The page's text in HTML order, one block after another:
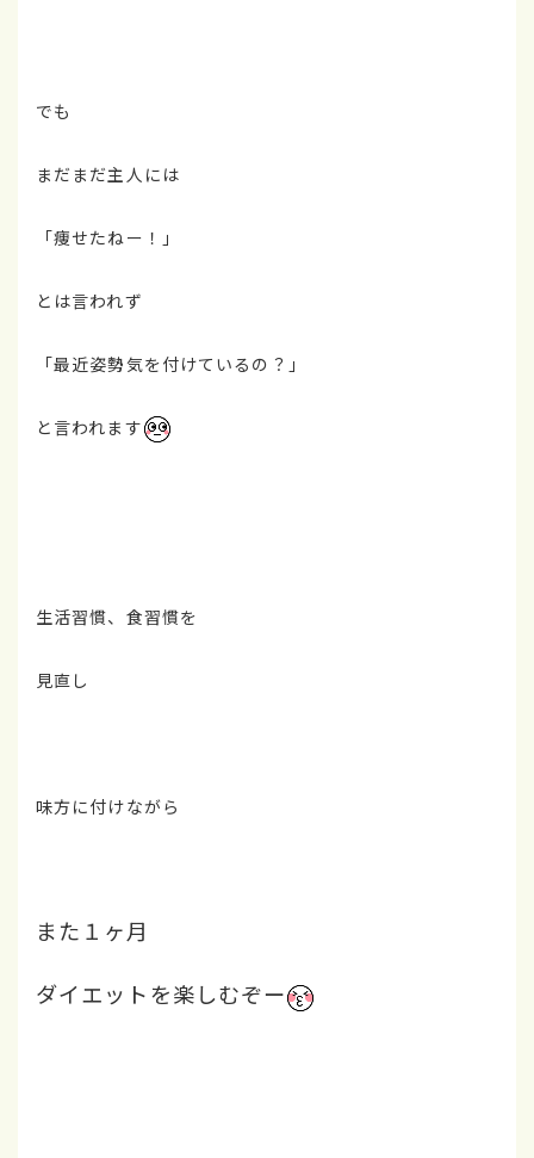
でも
まだまだ主人には
「痩せたねー！」
とは言われず
「最近姿勢気を付けているの？」
と言われます
生活習慣、食習慣を
見直し
味方に付けながら
また１ヶ月
ダイエットを楽しむぞー